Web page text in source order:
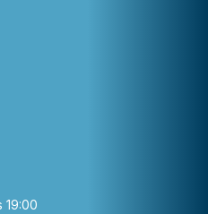
19:00